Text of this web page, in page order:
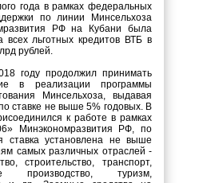
года в рамках федеральных
по линии Минсельхоза
РФ на Кубани была
всех льготных кредитов ВТБ в
рублей.
году продолжил принимать
в реализации программы
Минсельхоза, выдавая
ставке не выше 5% годовых. В
к работе в рамках
Минэкономразвития РФ, по
ставка установлена не выше
самых различных отраслей -
строительство, транспорт,
производство, туризм,